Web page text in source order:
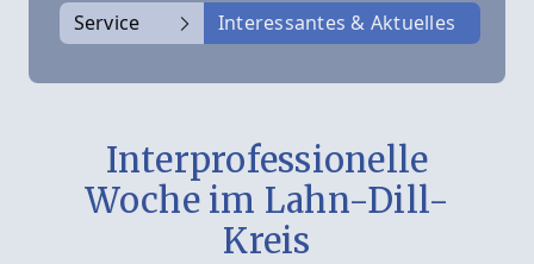
Service Interessantes & Aktuelles
Interprofessionelle
Woche im Lahn-Dill-
Kreis